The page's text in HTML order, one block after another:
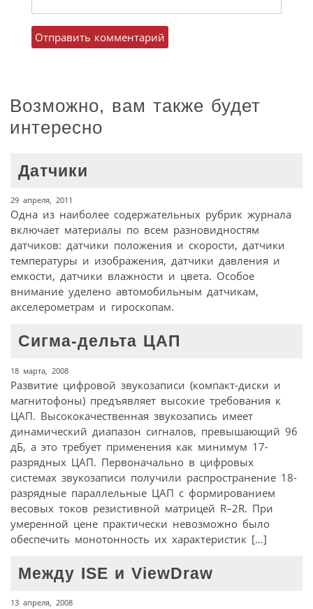
Возможно, вам также будет
интересно
Датчики
29 апреля, 2011
Одна из наиболее содержательных рубрик журнала
включает материалы по всем разновидностям
датчиков: датчики положения и скорости, датчики
температуры и изображения, датчики давления и
емкости, датчики влажности и цвета. Особое
внимание уделено автомобильным датчикам,
акселерометрам и гироскопам.
Сигма-дельта ЦАП
18 марта, 2008
Развитие цифровой звукозаписи (компакт-диски и
магнитофоны) предъявляет высокие требования к
ЦАП. Высококачественная звукозапись имеет
динамический диапазон сигналов, превышающий 96
дБ, а это требует применения как минимум 17-
разрядных ЦАП. Первоначально в цифровых
системах звукозаписи получили распространение 18-
разрядные параллельные ЦАП с формированием
весовых токов резистивной матрицей R–2R. При
умеренной цене практически невозможно было
обеспечить монотонность их характеристик […]
Между ISE и ViewDraw
13 апреля, 2008